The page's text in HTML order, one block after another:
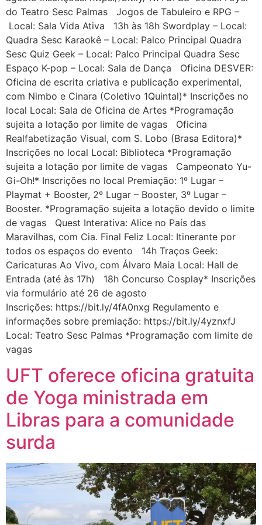
do Teatro Sesc Palmas Jogos de Tabuleiro e RPG –
Local: Sala Vida Ativa 13h às 18h Swordplay – Local:
Quadra Sesc Karaokê – Local: Palco Principal Quadra
Sesc Quiz Geek – Local: Palco Principal Quadra Sesc
Espaço K-pop – Local: Sala de Dança Oficina DESVER:
Oficina de escrita criativa e publicação experimental,
com Nimbo e Cinara (Coletivo 1Quintal)* Inscrições no
local Local: Sala de Oficina de Artes *Programação
sujeita a lotação por limite de vagas Oficina
Realfabetização Visual, com S. Lobo (Brasa Editora)*
Inscrições no local Local: Biblioteca *Programação
sujeita a lotação por limite de vagas Campeonato Yu-
Gi-Oh!* Inscrições no local Premiação: 1º Lugar –
Playmat + Booster, 2º Lugar – Booster, 3º Lugar –
Booster. *Programação sujeita a lotação devido o limite
de vagas Quest Interativa: Alice no País das
Maravilhas, com Cia. Final Feliz Local: Itinerante por
todos os espaços do evento 14h Traços Geek:
Caricaturas Ao Vivo, com Álvaro Maia Local: Hall de
Entrada (até às 17h) 18h Concurso Cosplay* Inscrições
via formulário até 26 de agosto
Inscrições: https://bit.ly/4fA0nxg Regulamento e
informações sobre premiação: https://bit.ly/4yznxfJ
Local: Teatro Sesc Palmas *Programação com limite de
vagas
UFT oferece oficina gratuita
de Yoga ministrada em
Libras para a comunidade
surda